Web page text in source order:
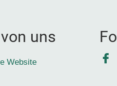
uns
Website